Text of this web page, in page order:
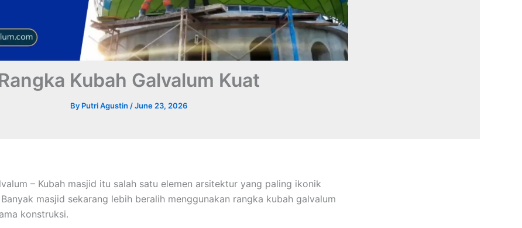
Kubah Galvalum Kuat
By Putri Agustin /June 23, 2026
– Kubah masjid itu salah satu elemen arsitektur yang paling ikonik
masjid sekarang lebih beralih menggunakan rangka kubah galvalum
konstruksi.